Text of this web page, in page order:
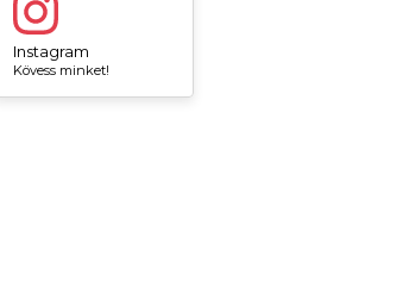
Instagram
Kövess minket!